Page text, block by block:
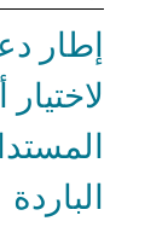
إطار
الباردة